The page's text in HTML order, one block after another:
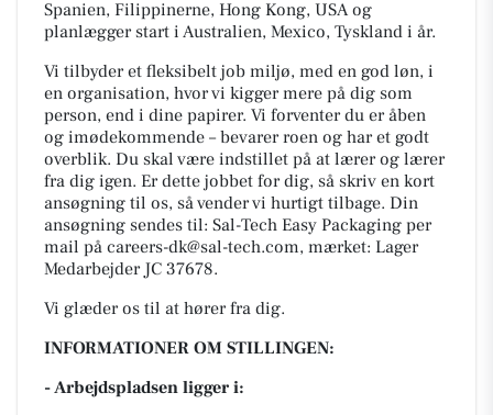
Spanien, Filippinerne, Hong Kong, USA og
planlægger start i Australien, Mexico, Tyskland i år.
Vi tilbyder et fleksibelt job miljø, med en god løn, i
en organisation, hvor vi kigger mere på dig som
person, end i dine papirer. Vi forventer du er åben
og imødekommende – bevarer roen og har et godt
overblik. Du skal være indstillet på at lærer og lærer
fra dig igen. Er dette jobbet for dig, så skriv en kort
ansøgning til os, så vender vi hurtigt tilbage. Din
ansøgning sendes til: Sal-Tech Easy Packaging per
mail på careers-dk@sal-tech.com, mærket: Lager
Medarbejder JC 37678.
Vi glæder os til at hører fra dig.
INFORMATIONER OM STILLINGEN:
- Arbejdspladsen ligger i: